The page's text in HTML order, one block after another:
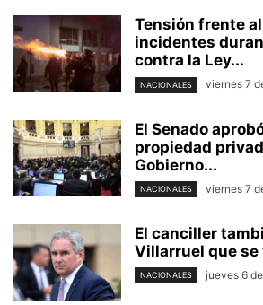
Tensión frente
incidentes
contra la Ley...
NACIONALES viernes 7
El Senado
propiedad
Gobierno...
NACIONALES viernes 7
El canciller
Villarruel que se
NACIONALES jueves 6